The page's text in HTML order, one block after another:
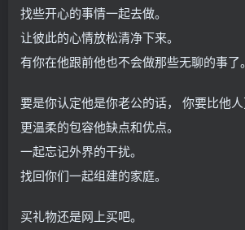
找些开心的事情一起去做。
让彼此的心情放松清净下来。
有你在他跟前他也不会做那些无聊的事了。
要是你认定他是你老公的话， 你要比他人
更温柔的包容他缺点和优点。
一起忘记外界的干扰。
找回你们一起组建的家庭。
买礼物还是网上买吧。